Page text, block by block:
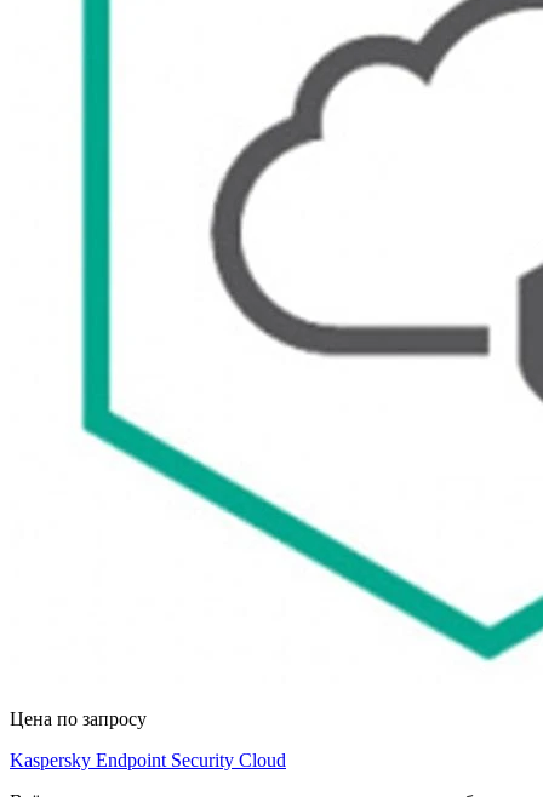
Цена по запросу
Kaspersky Endpoint Security Cloud